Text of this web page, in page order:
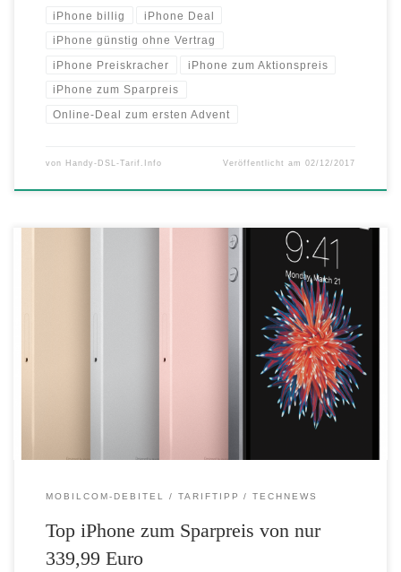
iPhone billig iPhone Deal
iPhone günstig ohne Vertrag
iPhone Preiskracher iPhone zum Aktionspreis
iPhone zum Sparpreis
Online-Deal zum ersten Advent
von Handy-DSL-Tarif.Info Veröffentlicht am02/12/2017
Seit heute, den 28.05.2017 gibt es das Apple iPhone SE 2017er
Edition mit 32 GB zum Sparpreis für nur 339,99 Euro ohne Vertrag
Mit dem Code „KRACHER“ können die Versandkosten gespart
werden. Das Apple iPhone SE in der 2017er Edition ist das
leistungsstärkste Phone mit 4″ Display und seit 24. […]
MOBILCOM-DEBITEL TARIFTIPP TECHNEWS
Top iPhone zum Sparpreis von nur
339,99 Euro